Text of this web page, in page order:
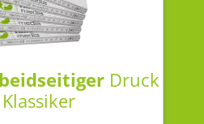
beidseitiger Druck